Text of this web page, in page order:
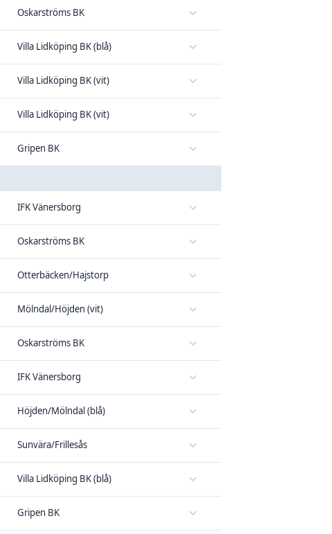
Oskarströms BK
Villa Lidköping BK (blå)
Villa Lidköping BK (vit)
Villa Lidköping BK (vit)
Gripen BK
IFK Vänersborg
Oskarströms BK
Otterbäcken/Hajstorp
Mölndal/Höjden (vit)
Oskarströms BK
IFK Vänersborg
Höjden/Mölndal (blå)
Sunvära/Frillesås
Villa Lidköping BK (blå)
Gripen BK